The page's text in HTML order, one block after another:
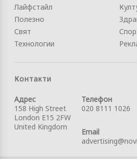
Лайфстайл
Полезно
Свят
Технологии
Контакти
Адрес
158 High Street
London E15 2FW
United Kingdom
Телефон
020 8111 1026
Email